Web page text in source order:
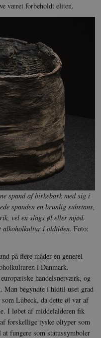
været forbeholdt eliten.
spand af birkebark med sig i
spanden en brunlig substans,
vel en slags øl eller mjød.
alkoholkultur i oldtiden. Foto:
på flere måder en generel
i Danmark.
handelsnetværk, og
Man begyndte i hidtil uset grad
Lübeck, da dette øl var af
I løbet af middelalderen fik
forskellige tyske øltyper som
fungere som statussymboler